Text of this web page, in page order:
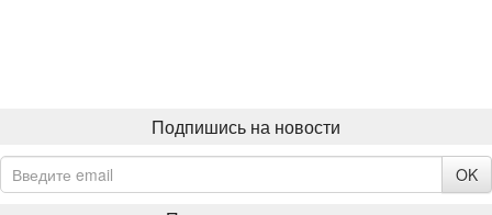
Подпишись на новости
OK